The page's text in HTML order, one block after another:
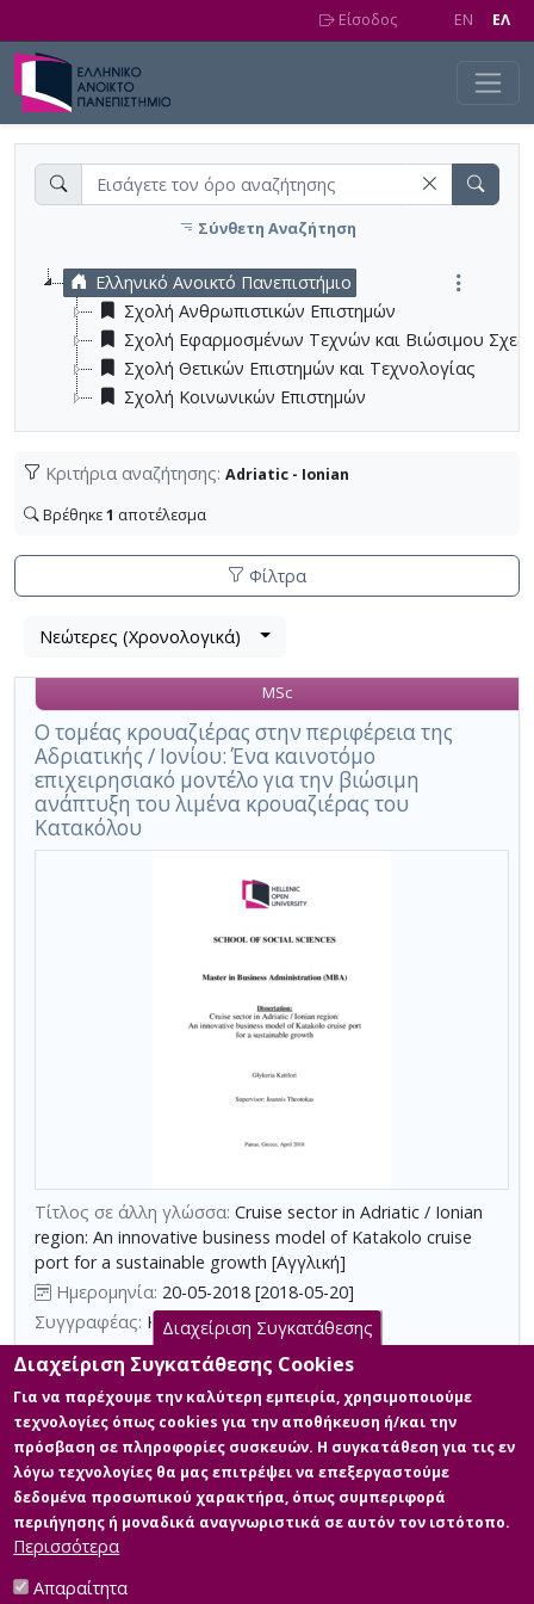
Είσοδος EN EΛ
Σύνθετη Αναζήτηση
Ελληνικό Ανοικτό Πανεπιστήμιο
Σχολή Ανθρωπιστικών Επιστημών
Σχολή Εφαρμοσμένων Τεχνών και Βιώσιμου
Σχολή Θετικών Επιστημών και Τεχνολογίας
Σχολή Κοινωνικών Επιστημών
Κριτήρια αναζήτησης: Adriatic - Ionian
Βρέθηκε1 αποτέλεσμα
Φίλτρα
Βρέθηκε
αποτέλεσμα
,
σύνολο
σελίδων
1.
κριτηρίων
αναζήτησης
Λίστα
τα
αποτελέσματα
αναζήτησης:
Νεώτερες (Χρονολογικά)
Ο τομέας κρουαζιέρας στην περιφέρεια της
Αδριατικής / Ιονίου: Ένα καινοτόμο
επιχειρησιακό μοντέλο για την βιώσιμη
ανάπτυξη του λιμένα κρουαζιέρας του
Κατακόλου
MSc
Τίτλος σε άλλη γλώσσα: Cruise sector in Adriatic / Ionian
region: An innovative business model of Katakolo cruise
port for a sustainable growth [Αγγλική]
Ημερομηνία: 20-05-2018 [2018-05-20]
Συγγραφέας: ΚΑΤΗΦΟΡΗ, ΓΛΥΚΕΡΙΑ
Σχολή: Σχολή Κοινωνικών Επιστημών
Τμήμα:
Διοίκηση Επιχειρήσεων (MBA)
Περίληψη (Abstract): The study is being conducted with the main
purpose to examine how a cruise port as Katakolo will become
more competitive, in cruise sector, by improving its attractiveness
to potential users? The establishment of a strategic direction for
the port of Katakolo as a cruise port and the development of a
new business model, using innovative approaches and
applications for its operation and management...
Διαχείριση Συγκατάθεσης
Διαχείριση Συγκατάθεσης Cookies
Για να παρέχουμε την καλύτερη εμπειρία, χρησιμοποιούμε
τεχνολογίες όπως cookies για την αποθήκευση ή/και την
πρόσβαση σε πληροφορίες συσκευών. Η συγκατάθεση για τις εν
λόγω τεχνολογίες θα μας επιτρέψει να επεξεργαστούμε
δεδομένα προσωπικού χαρακτήρα, όπως συμπεριφορά
περιήγησης ή μοναδικά αναγνωριστικά σε αυτόν τον ιστότοπο.
Περισσότερα
Απαραίτητα